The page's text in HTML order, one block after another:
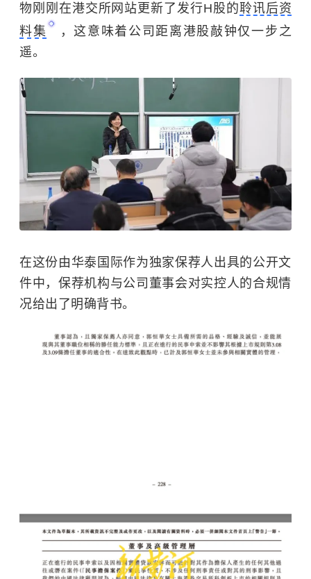
物刚刚在港交所网站更新了发行H股的聆讯后资
料集
，这意味着公司距离港股敲钟仅一步之
遥。
在这份由华泰国际作为独家保荐人出具的公开文
件中，保荐机构与公司董事会对实控人的合规情
况给出了明确背书。